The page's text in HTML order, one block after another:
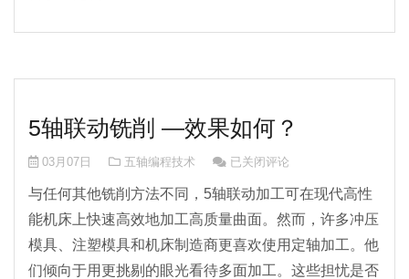
5轴联动铣削 —效果如何？
03月07日 五轴编程技术 5轴联动铣削 —效果如何？
已关闭评论
与任何其他铣削方法不同，5轴联动加工可在现代高性
能机床上快速高效地加工高质量曲面。然而，许多冲压
模具、注塑模具和机床制造商更喜欢使用定轴加工。他
们倾向于用更挑剔的眼光看待多面加工。这些担忧是否